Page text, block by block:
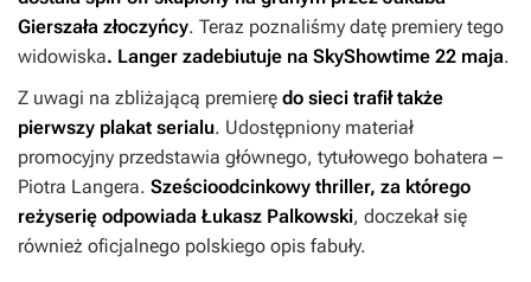
Gierszała złoczyńcy. Teraz poznaliśmy datę premiery tego
widowiska. Langer zadebiutuje na SkyShowtime 22 maja.
Z uwagi na zbliżającą premierę do sieci trafił także
pierwszy plakat serialu. Udostępniony materiał
promocyjny przedstawia głównego, tytułowego bohatera –
Piotra Langera. Sześcioodcinkowy thriller, za którego
reżyserię odpowiada Łukasz Palkowski, doczekał się
również oficjalnego polskiego opis fabuły.